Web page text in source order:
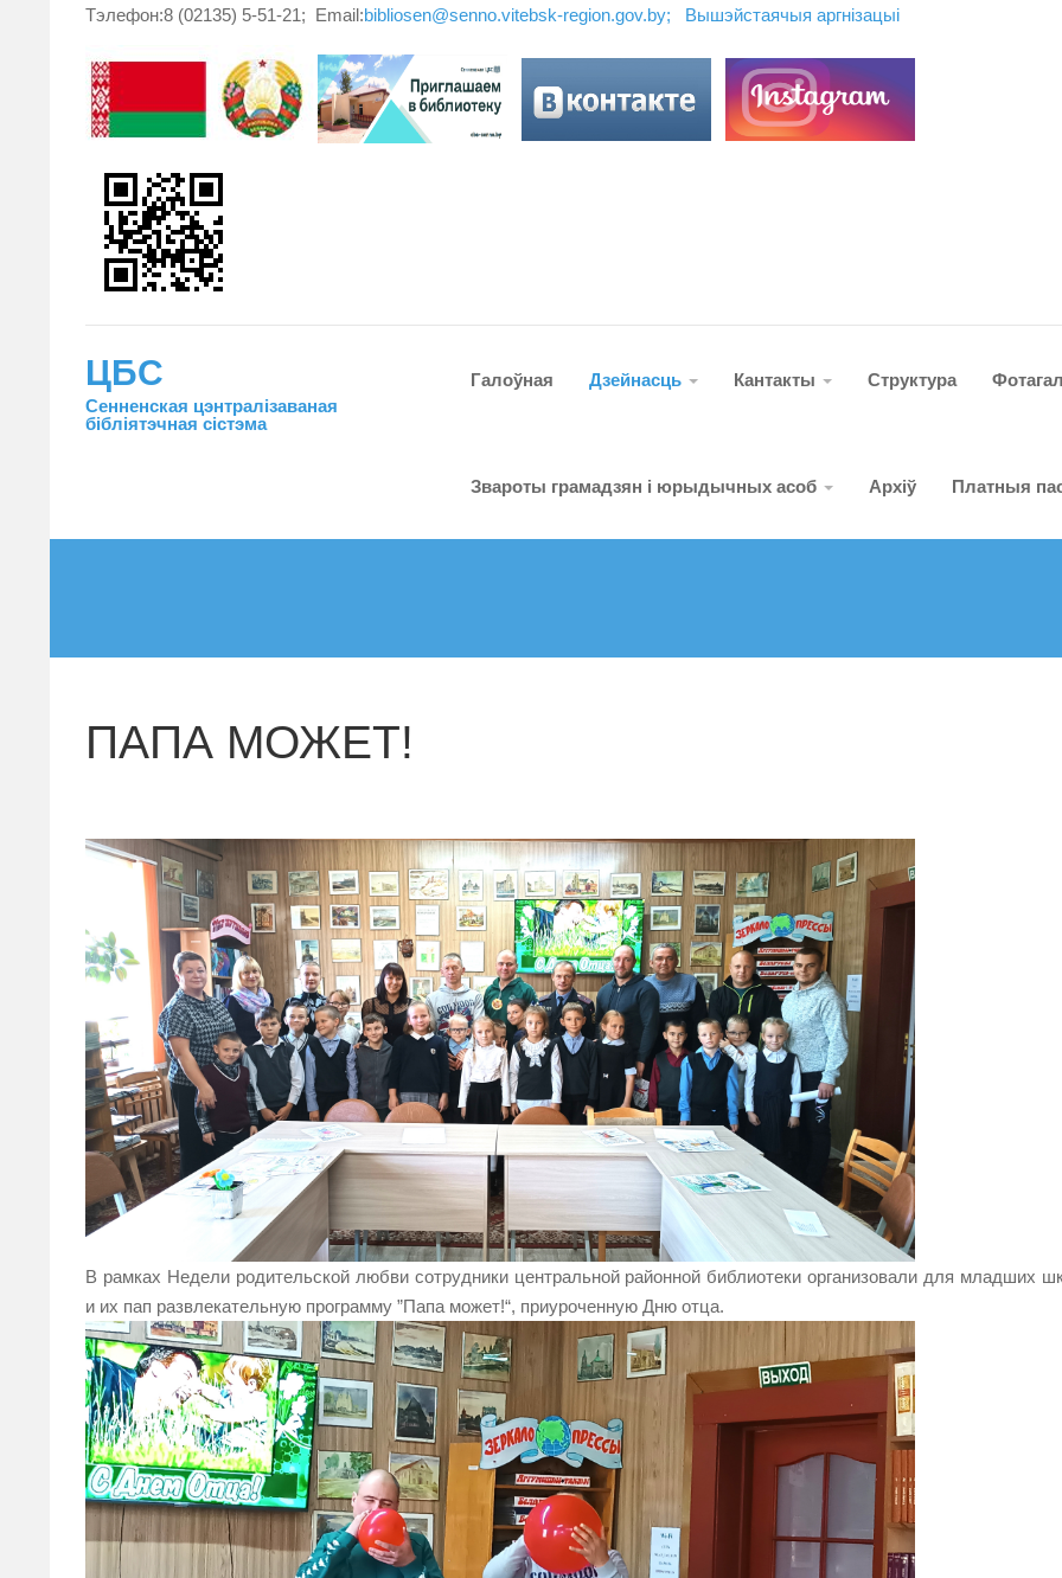
Тэлефон:8 (02135) 5-51-21; Email:bibliosen@senno.vitebsk-region.gov.by; Вышэйстаячыя аргнізацыі
ЦБС
Сенненская цэнтралiзаваная
бiблiятэчная сiстэма
Галоўная Дзейнасць Кантакты Структура
Звароты грамадзян і юрыдычных асоб Архіў Платныя
ПАПА МОЖЕТ!
В рамках Недели родительской любви сотрудники центральной районной библиотеки организовали для младших
и их пап развлекательную программу ”Папа может!“, приуроченную Дню отца.